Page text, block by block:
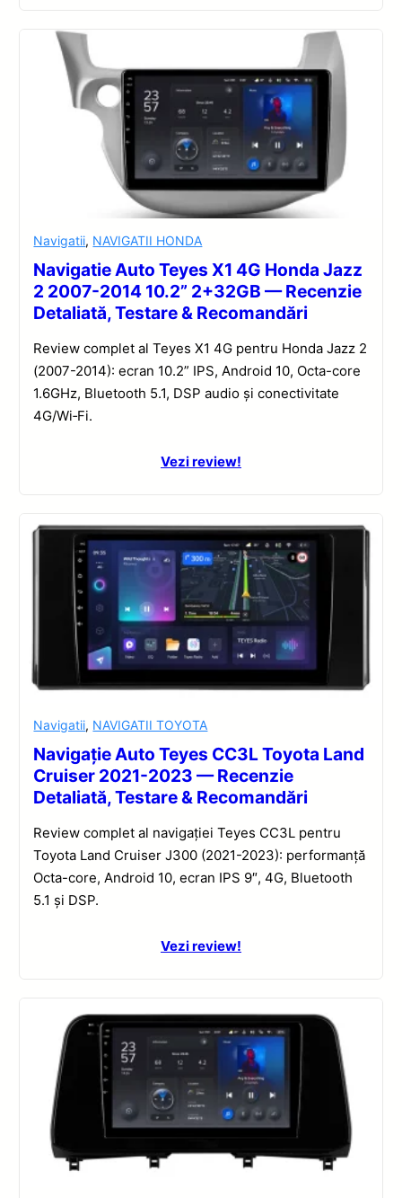
Navigatii, NAVIGATII HONDA
Navigatie Auto Teyes X1 4G Honda Jazz
2 2007-2014 10.2” 2+32GB — Recenzie
Detaliată, Testare & Recomandări
Review complet al Teyes X1 4G pentru Honda Jazz 2
(2007-2014): ecran 10.2” IPS, Android 10, Octa-core
1.6GHz, Bluetooth 5.1, DSP audio și conectivitate
4G/Wi‑Fi.
Vezi review!
Navigatii, NAVIGATII TOYOTA
Navigație Auto Teyes CC3L Toyota Land
Cruiser 2021-2023 — Recenzie
Detaliată, Testare & Recomandări
Review complet al navigației Teyes CC3L pentru
Toyota Land Cruiser J300 (2021-2023): performanță
Octa-core, Android 10, ecran IPS 9″, 4G, Bluetooth
5.1 și DSP.
Vezi review!